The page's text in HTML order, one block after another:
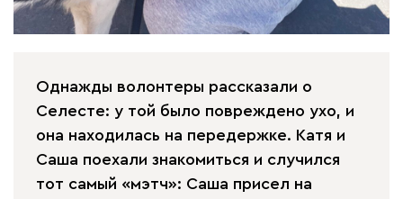
Однажды волонтеры рассказали о
Селесте: у той было повреждено ухо, и
она находилась на передержке. Катя и
Саша поехали знакомиться и случился
тот самый «мэтч»: Саша присел на